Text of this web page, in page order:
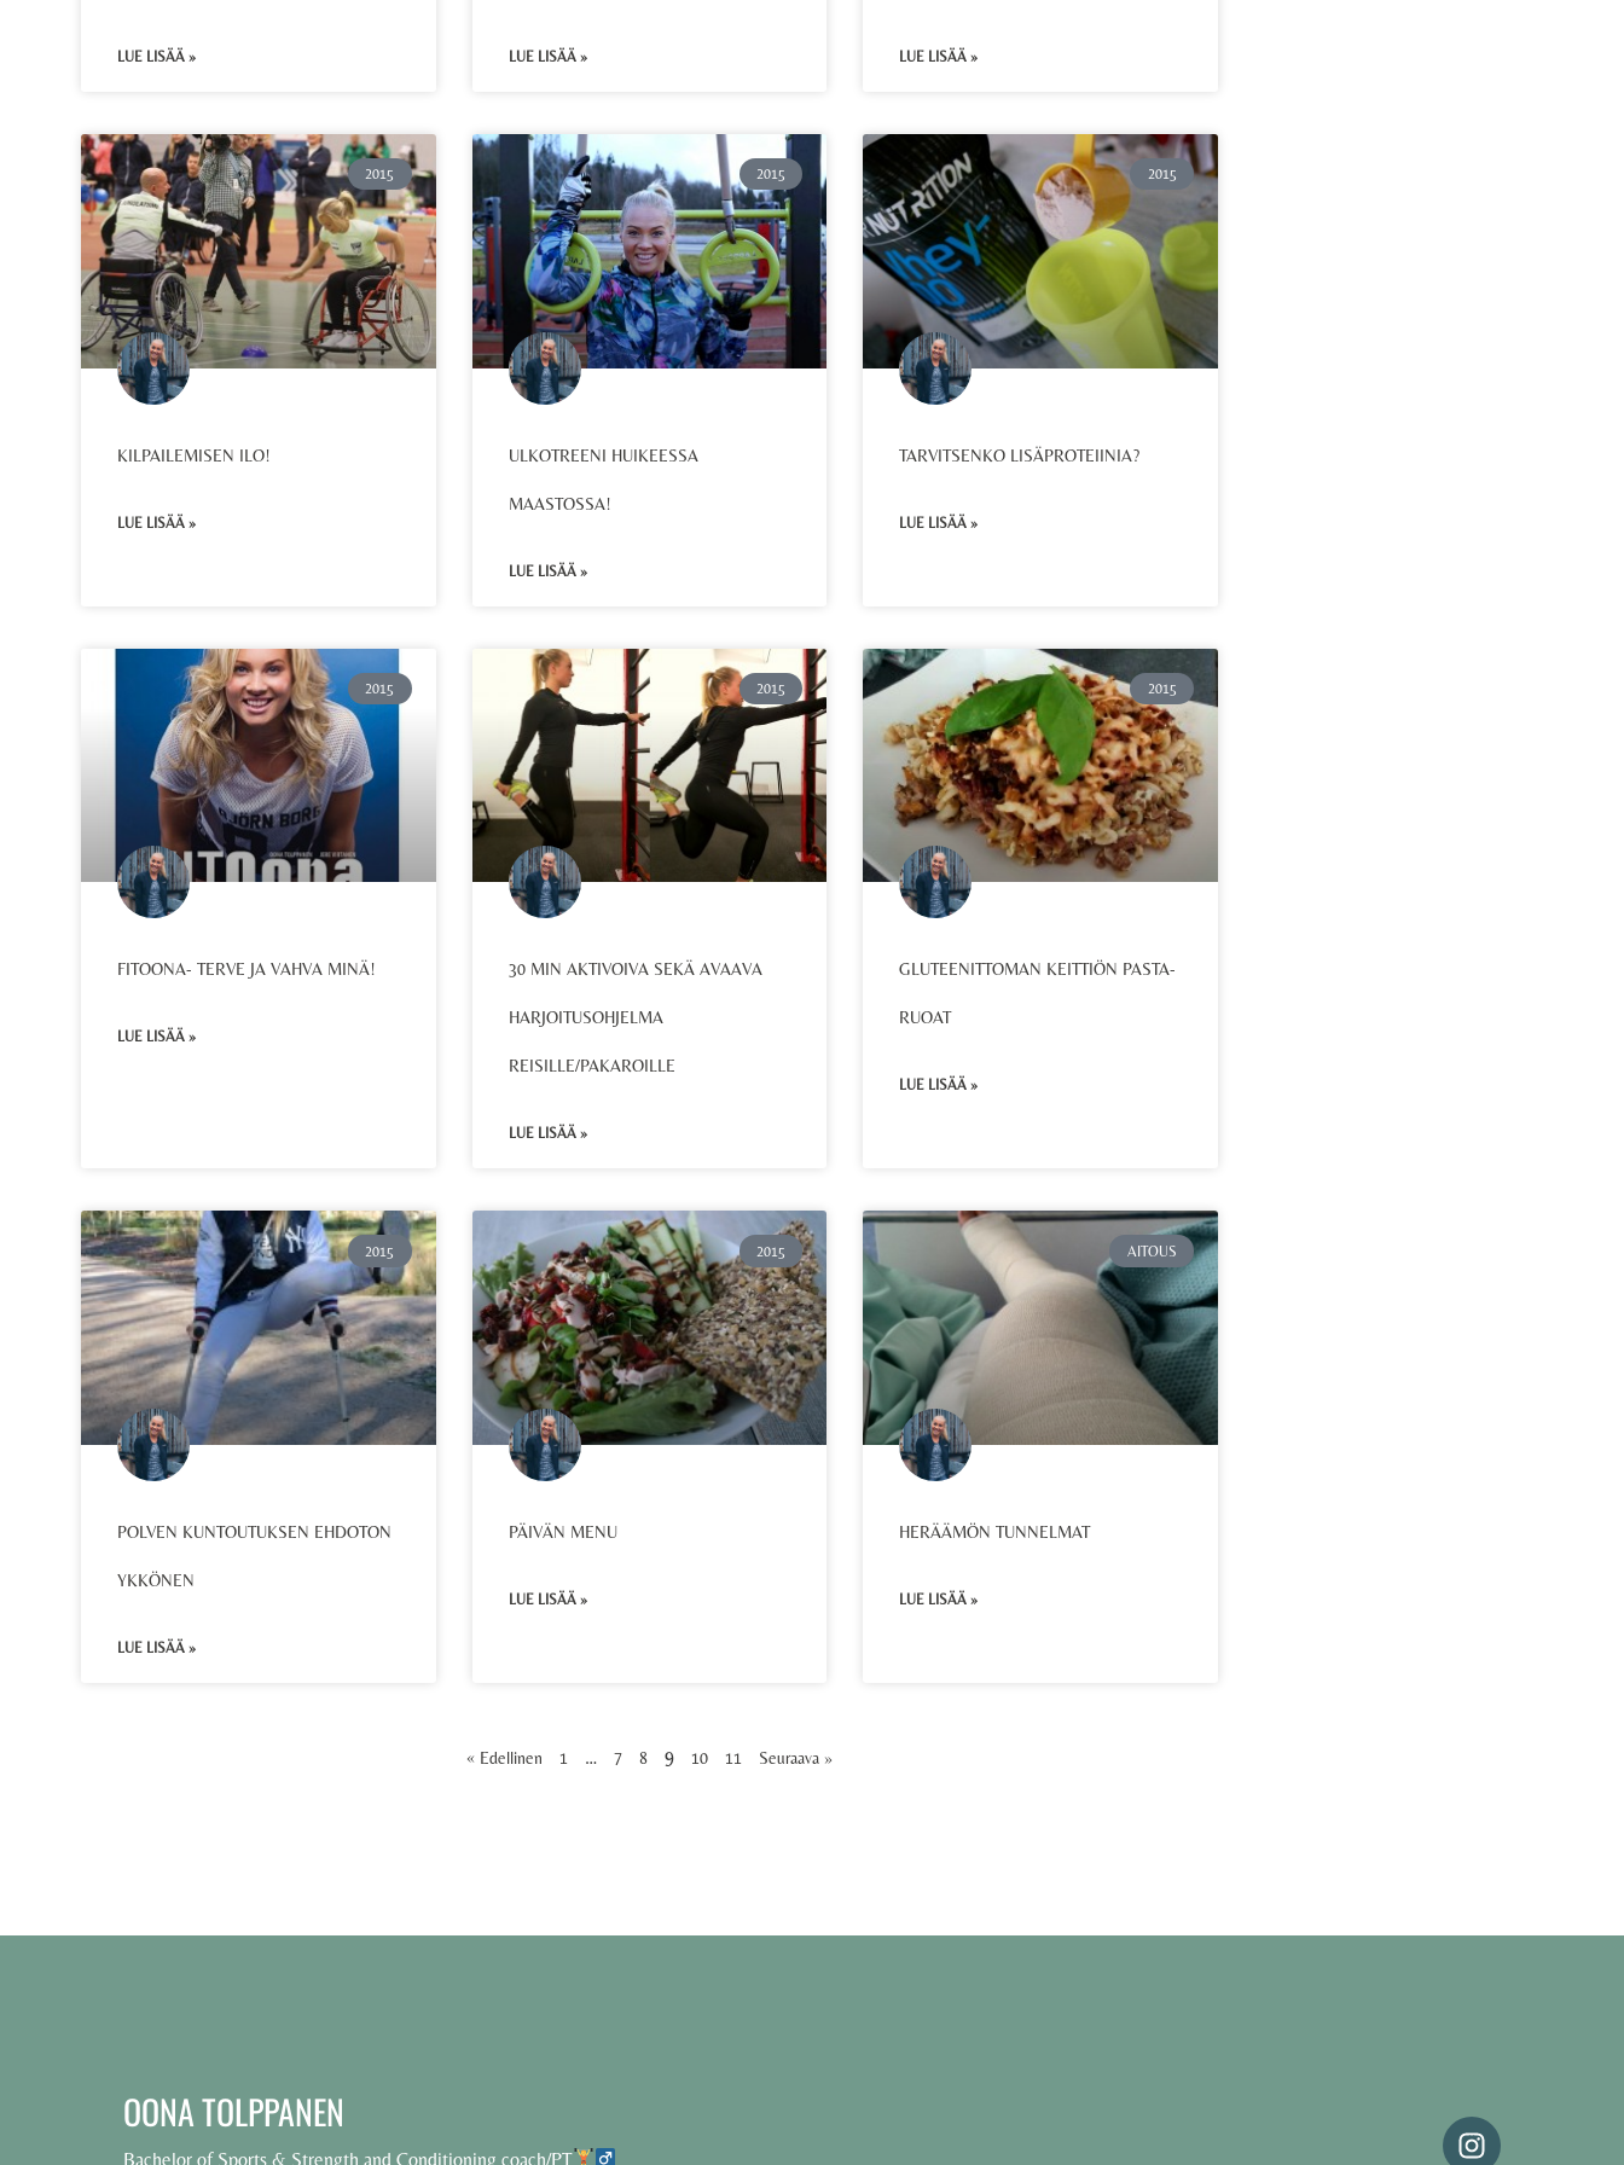
LUE LISÄÄ » LUE LISÄÄ » LUE LISÄÄ »
2015
KILPAILEMISEN ILO!
LUE LISÄÄ »
2015
ULKOTREENI HUIKEESSA
MAASTOSSA!
LUE LISÄÄ »
2015
TARVITSENKO LISÄPROTEIINIA?
LUE LISÄÄ »
2015
FITOONA- TERVE JA VAHVA MINÄ!
LUE LISÄÄ »
2015
30 MIN AKTIVOIVA SEKÄ AVAAVA
HARJOITUSOHJELMA
REISILLE/PAKAROILLE
LUE LISÄÄ »
2015
GLUTEENITTOMAN KEITTIÖN PASTA-
RUOAT
LUE LISÄÄ »
2015
POLVEN KUNTOUTUKSEN EHDOTON
YKKÖNEN
LUE LISÄÄ »
2015
PÄIVÄN MENU
LUE LISÄÄ »
AITOUS
HERÄÄMÖN TUNNELMAT
LUE LISÄÄ »
« Edellinen 1 … 7 8 9 10 11 Seuraava »
OONA TOLPPANEN
Bachelor of Sports & Strength and Conditioning coach/PT